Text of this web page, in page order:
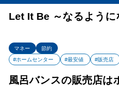
Let It Be ～なるように
マネー
節約
#ホームセンター
#最安値 #販売店
風呂バンスの販売店は